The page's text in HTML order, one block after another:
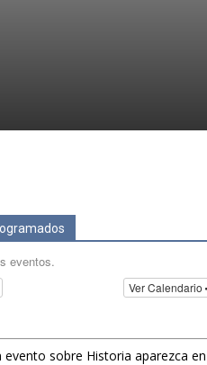
eventos.
Ver Calendario
sobre Historia aparezca en